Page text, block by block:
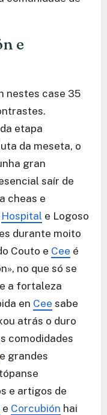
e
nestes case 35
etapa
da meseta, o
gran
saír de
cheas e
Hospital e Logoso
durante moito
Couto e Cee é
no que só se
a fortaleza
en Cee sabe
atrás o duro
comodidades
e grandes
e artigos de
e Corcubión hai